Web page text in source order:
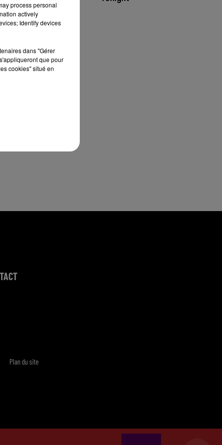
Plan du site
process personal
actively
Identify devices
dans "Gérer
que pour
cookies" situé en